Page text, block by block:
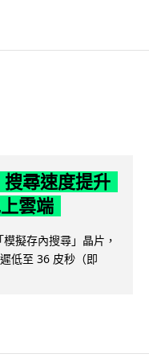
尋速度提升
雲端
擬存內搜尋」晶片，
低至 36 皮秒（即